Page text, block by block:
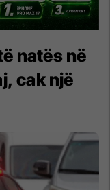
natës në
cak një